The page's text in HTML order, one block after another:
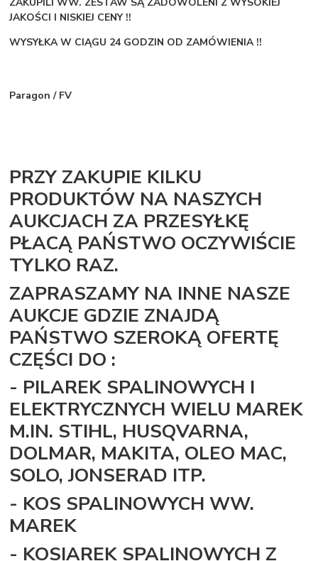
JAKOŚCI I NISKIEJ CENY !!
WYSYŁKA W CIĄGU 24 GODZIN OD ZAMÓWIENIA !!
Paragon / FV
PRZY ZAKUPIE KILKU
PRODUKTÓW NA NASZYCH
AUKCJACH ZA PRZESYŁKĘ
PŁACĄ PAŃSTWO OCZYWIŚCIE
TYLKO RAZ.
ZAPRASZAMY NA INNE NASZE
AUKCJE GDZIE ZNAJDĄ
PAŃSTWO SZEROKĄ OFERTĘ
CZĘŚCI DO :
- PILAREK SPALINOWYCH I
ELEKTRYCZNYCH WIELU MAREK
M.IN. STIHL, HUSQVARNA,
DOLMAR, MAKITA, OLEO MAC,
SOLO, JONSERAD ITP.
- KOS SPALINOWYCH WW.
MAREK
- KOSIAREK SPALINOWYCH Z